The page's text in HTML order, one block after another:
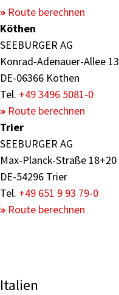
Route berechnen
Köthen
SEEBURGER AG
Konrad-Adenauer-Allee 13
DE-06366 Köthen
Tel. +49 3496 5081-0
Route berechnen
Trier
SEEBURGER AG
Max-Planck-Straße 18+20
DE-54296 Trier
Tel. +49 651 9 93 79-0
Route berechnen
Italien